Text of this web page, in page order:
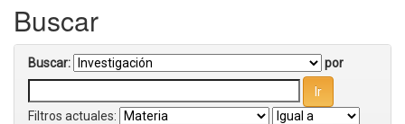
Buscar
Buscar: por
Filtros actuales: